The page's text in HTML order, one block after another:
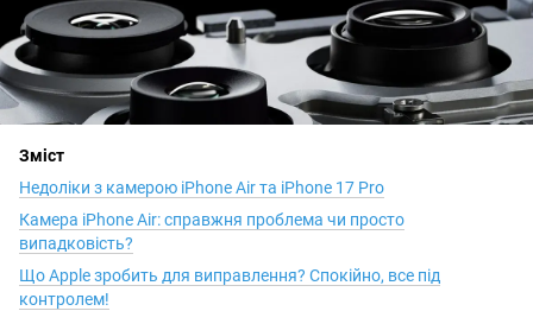
Зміст
Недоліки з камерою iPhone Air та iPhone 17 Pro
Камера iPhone Air: справжня проблема чи просто
випадковість?
Що Apple зробить для виправлення? Спокійно, все під
контролем!